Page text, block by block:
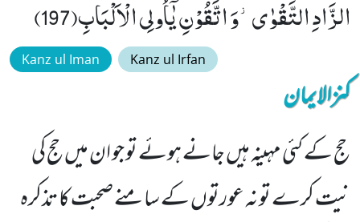
الزَّادِ التَّقْوٰى٘-وَ اتَّقُوْنِ یٰۤاُولِی الْاَلْبَابِ(197)
Kanz ul Iman Kanz ul Irfan
کنزالایمان
حج کے کئی مہینہ ہیں جانے ہوئے تو جو ان میں حج کی
نیت کرے تو نہ عورتوں کے سامنے صحبت کا تذکرہ